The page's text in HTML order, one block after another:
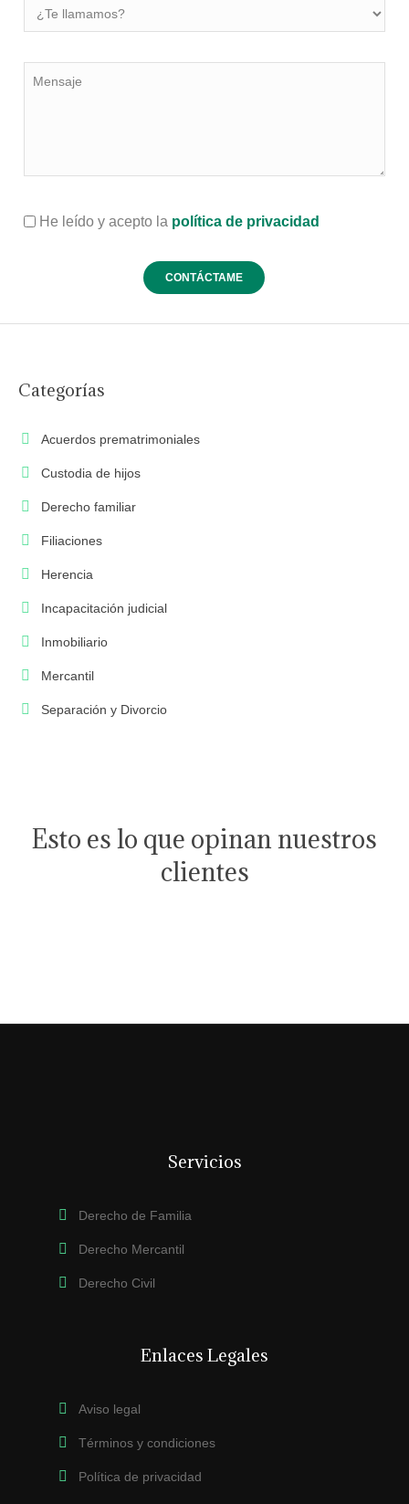
He leído y acepto la política de privacidad
Categorías
Acuerdos prematrimoniales
Custodia de hijos
Derecho familiar
Filiaciones
Herencia
Incapacitación judicial
Inmobiliario
Mercantil
Separación y Divorcio
Esto es lo que opinan nuestros
clientes
Servicios
Derecho de Familia
Derecho Mercantil
Derecho Civil
Enlaces Legales
Aviso legal
Términos y condiciones
Política de privacidad